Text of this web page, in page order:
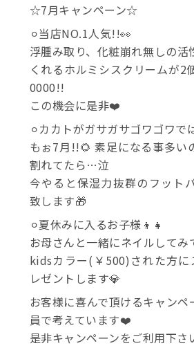
☆7月キャンペーン☆
⚪︎当店NO.1人気!!👀
浮腫み取り、化粧崩れ無しの活
くれるホルミシスクリームが2
0000!!
この機会に是非❤️
⚪︎カカトがガサガサゴワゴワで
もぉ7月!!🌻 素足になる事多い
割れてたら…泣
今やると保湿力抜群のフット
致します🎁
⚪︎夏休みに入るお子様👦👧
お母さんと一緒にネイルしてみ
kidsカラー(￥500)された方に
レゼントします💎
お客様に喜んで頂けるキャンペ
員で考えています❤️
是非キャンペーンをご利用下さ